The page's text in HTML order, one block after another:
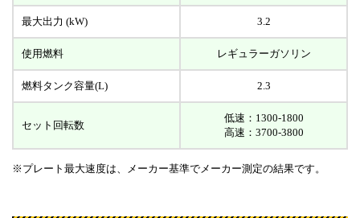
最大出力 (kW) 3.2
使用燃料 レギュラーガソリン
燃料タンク容量(L) 2.3
セット回転数
低速：1300-1800
高速：3700-3800
※プレート最大速度は、メーカー基準でメーカー測定の結果です。